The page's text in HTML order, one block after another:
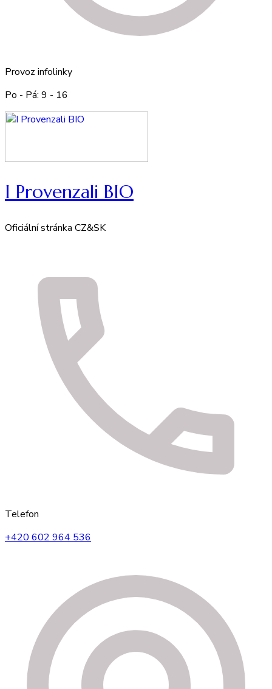
Provoz infolinky
Po - Pá: 9 - 16
I Provenzali BIO
Oficiální stránka CZ&SK
Telefon
+420 602 964 536